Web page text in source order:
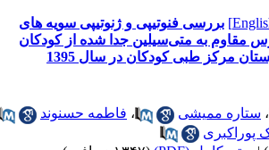
بررسی فنوتیپی و ژنوتیپی سویه ‌های
مقاوم به متی‌سیلین جدا شده از کودکان
مرکز طبی کودکان در سال 1395
ممیشی ،فاطمه حسنوند